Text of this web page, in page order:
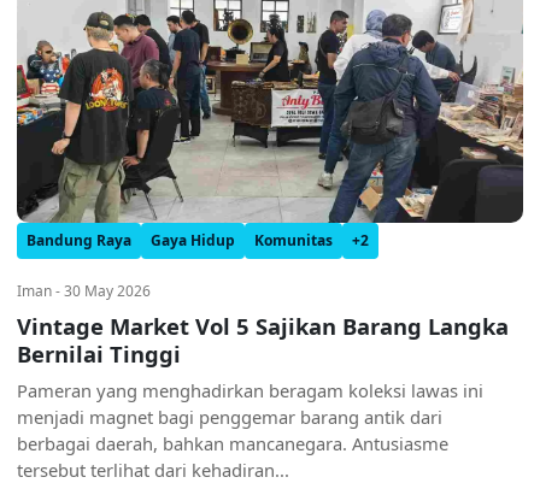
Bandung Raya Gaya Hidup Komunitas +2
Iman - 30 May 2026
Vintage Market Vol 5 Sajikan Barang Langka
Bernilai Tinggi
Pameran yang menghadirkan beragam koleksi lawas ini
menjadi magnet bagi penggemar barang antik dari
berbagai daerah, bahkan mancanegara. Antusiasme
tersebut terlihat dari kehadiran...